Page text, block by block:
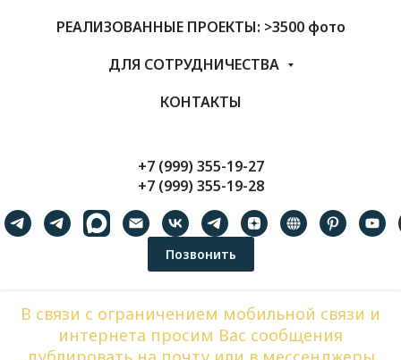
РЕАЛИЗОВАННЫЕ ПРОЕКТЫ: >3500 фото
ДЛЯ СОТРУДНИЧЕСТВА
КОНТАКТЫ
+7 (999) 355-19-27
+7 (999) 355-19-28
Позвонить
В связи с ограничением мобильной связи и
интернета просим Вас сообщения